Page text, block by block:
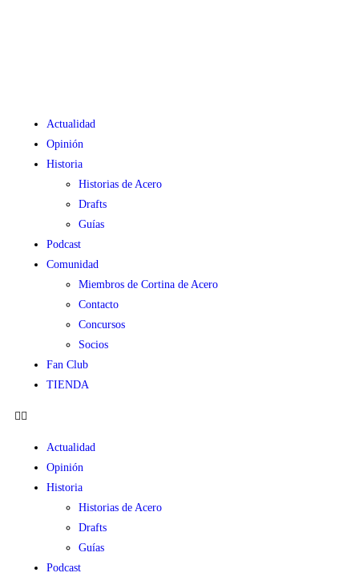
Actualidad
Opinión
Historia
Historias de Acero
Drafts
Guías
Podcast
Comunidad
Miembros de Cortina de Acero
Contacto
Concursos
Socios
Fan Club
TIENDA
Actualidad
Opinión
Historia
Historias de Acero
Drafts
Guías
Podcast